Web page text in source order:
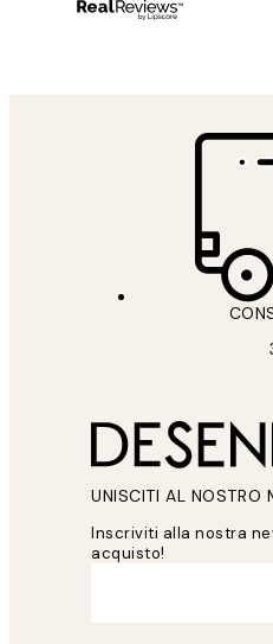
UNISCITI AL NOSTRO
Inscriviti alla nostra
acquisto!